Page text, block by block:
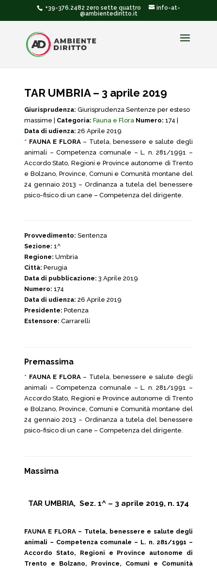
+39-376.2482 zero sette quattro
info-at-
@ambientediritto.it
TAR UMBRIA – 3 aprile 2019
Giurisprudenza: Giurisprudenza Sentenze per esteso
massime | Categoria: Fauna e Flora Numero: 174 |
Data di udienza: 26 Aprile 2019
* FAUNA E FLORA– Tutela, benessere e salute degli
animali – Competenza comunale – L. n. 281/1991 –
Accordo Stato, Regioni e Province autonome di Trento
e Bolzano, Province, Comuni e Comunità montane del
24 gennaio 2013 – Ordinanza a tutela del benessere
psico-fisico di un cane – Competenza del dirigente.
Provvedimento: Sentenza
Sezione: 1^
Regione: Umbria
Città: Perugia
Data di pubblicazione: 3 Aprile 2019
Numero: 174
Data di udienza: 26 Aprile 2019
Presidente: Potenza
Estensore: Carrarelli
Premassima
* FAUNA E FLORA– Tutela, benessere e salute degli
animali – Competenza comunale – L. n. 281/1991 –
Accordo Stato, Regioni e Province autonome di Trento
e Bolzano, Province, Comuni e Comunità montane del
24 gennaio 2013 – Ordinanza a tutela del benessere
psico-fisico di un cane – Competenza del dirigente.
Massima
TAR UMBRIA, Sez. 1^ – 3 aprile 2019, n. 174
FAUNA E FLORA – Tutela, benessere e salute degli
animali – Competenza comunale – L. n. 281/1991 –
Accordo Stato, Regioni e Province autonome di
Trento e Bolzano, Province, Comuni e Comunità